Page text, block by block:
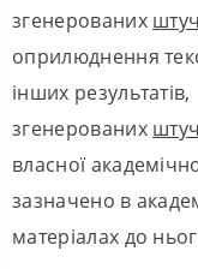
згенерованих
оприлюднення
інших результатів,
згенерованих
власної
зазначено в
матеріалах до